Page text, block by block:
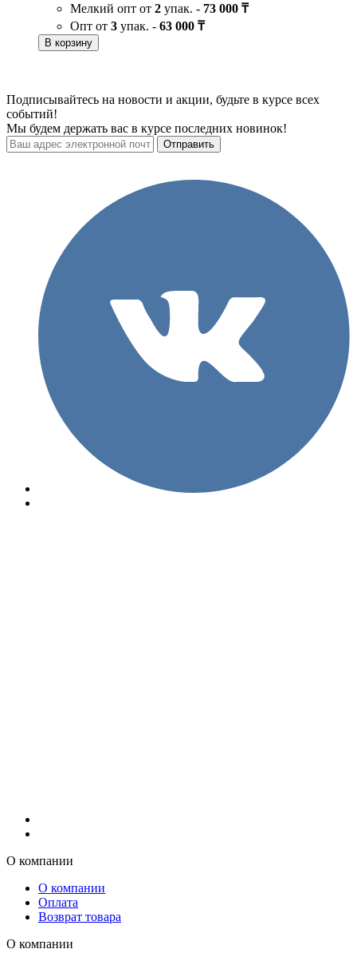
Мелкий опт от 2 упак. - 73 000 ₸
Опт от 3 упак. - 63 000 ₸
В корзину
Подписывайтесь на новости и акции, будьте в курсе всех
событий!
Мы будем держать вас в курсе последних новинок!
О компании
О компании
Оплата
Возврат товара
О компании